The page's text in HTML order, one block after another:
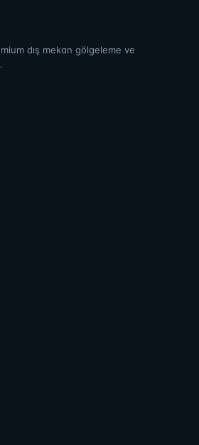
dış mekan gölgeleme ve